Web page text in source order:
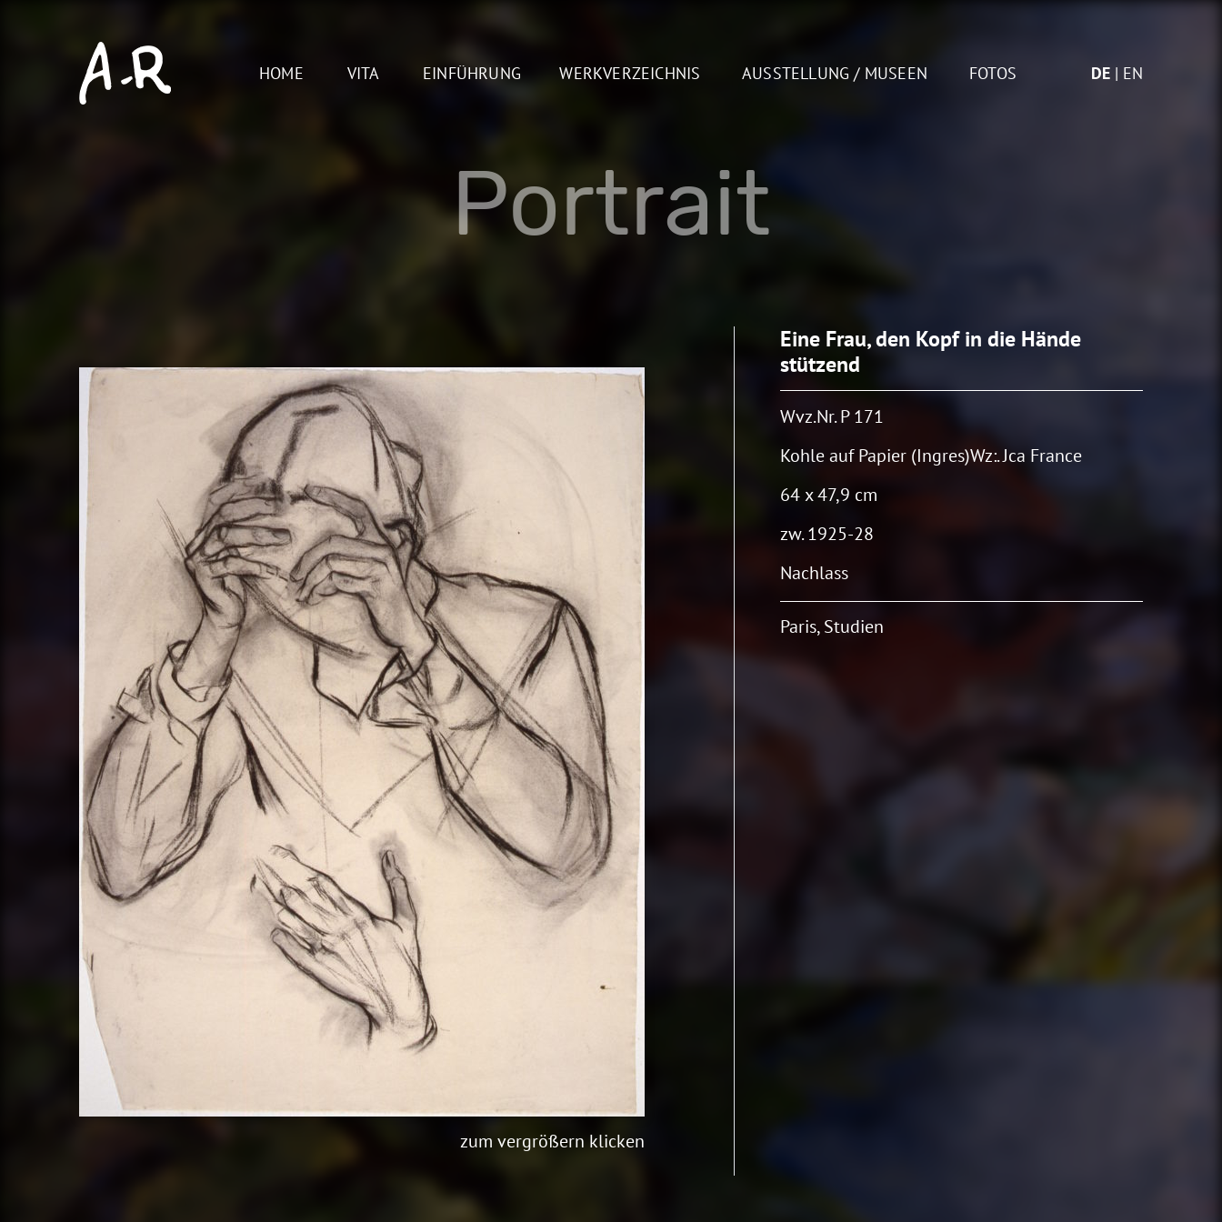
HOME VITA EINFÜHRUNG WERKVERZEICHNIS AUSSTELLUNG / MUSEEN FOTOS DE EN
Portrait
zum vergrößern klicken
Eine Frau, den Kopf in die Hände
stützend
Wvz.Nr. P 171
Kohle auf Papier (Ingres)Wz:. Jca France
64 x 47,9 cm
zw. 1925-28
Nachlass
Paris, Studien